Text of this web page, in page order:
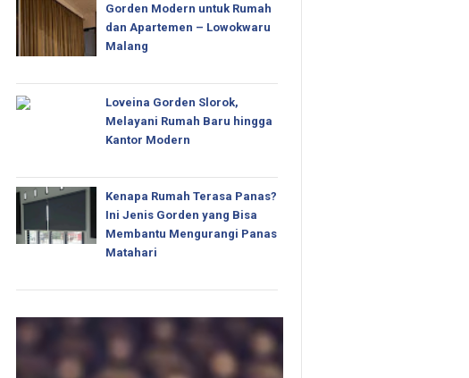
Gorden Modern untuk Rumah
dan Apartemen – Lowokwaru
Malang
Loveina Gorden Slorok,
Melayani Rumah Baru hingga
Kantor Modern
Kenapa Rumah Terasa Panas?
Ini Jenis Gorden yang Bisa
Membantu Mengurangi Panas
Matahari